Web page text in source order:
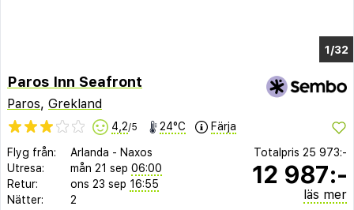
1/26
Paros Inn Seafront
Paros, Grekland
4,2/5 24°C Färja
Flyg från: Arlanda - Naxos
Utresa:
mån 21 sep 06:00
Retur:
ons 23 sep 16:55
Nätter:
2
Totalpris 25 973:-
12 987:-
läs mer